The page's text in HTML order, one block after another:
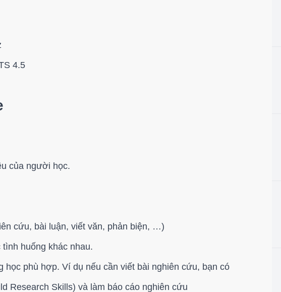
4.5
của người học.
cứu, bài luận, viết văn, phản biện, …)
huống khác nhau.
học phù hợp. Ví dụ nếu cần viết bài nghiên cứu, bạn có
Research Skills) và làm báo cáo nghiên cứu